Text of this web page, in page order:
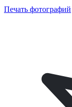
Печать фотографий